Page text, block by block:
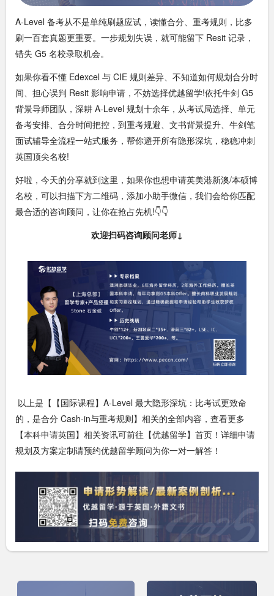
A-Level 备考从不是单纯刷题应试，读懂合分、重考规则，比多
刷一百套真题更重要。一步规划失误，就可能留下 Resit 记录，
错失 G5 名校录取机会。
如果你看不懂 Edexcel 与 CIE 规则差异、不知道如何规划合分时
间、担心误判 Resit 影响申请，不妨选择优越留学!依托牛剑 G5
背景导师团队，深耕 A-Level 规划十余年，从考试局选择、单元
备考安排、合分时间把控，到重考规避、文书背景提升、牛剑笔
面试辅导全流程一站式服务，帮你避开所有隐形深坑，稳稳冲刺
英国顶尖名校!
好啦，今天的分享就到这里，如果你也想申请英美港新澳/本硕博
名校，可以扫描下方二维码，添加小助手微信，我们会给你匹配
最合适的咨询顾问，让你在抢占先机!👇👇
欢迎扫码咨询顾问老师↓
以上是【【国际课程】A-Level 最大隐形深坑：比考试更致命
的，是合分 Cash-in与重考规则】相关的全部内容，查看更多
【本科申请英国】相关资讯可前往【优越留学】首页！详细申请
规划及方案定制请预约优越留学顾问为你一对一解答！